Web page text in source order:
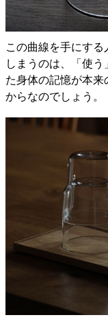
この曲線を手にす
しまうのは、「使
た身体の記憶が本来
からなのでしょう。